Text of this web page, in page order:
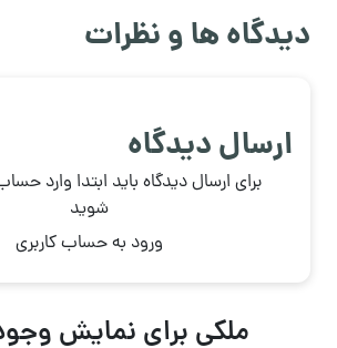
دیدگاه ها و نظرات
ارسال دیدگاه
برای ارسال دیدگاه باید ابتدا وارد
شوید
ورود به حساب کاربری
ملکی برای نمایش